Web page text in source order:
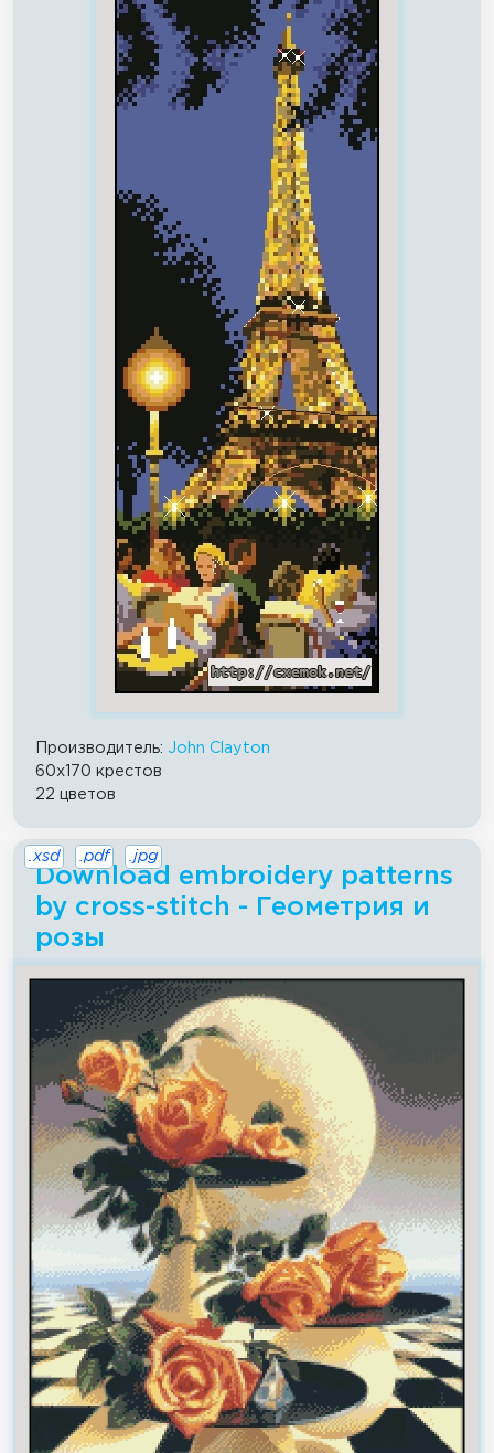
Производитель: John Clayton
60x170 крестов
22 цветов
Download embroidery patterns
by cross-stitch - Геометрия и
розы
.xsd .pdf .jpg